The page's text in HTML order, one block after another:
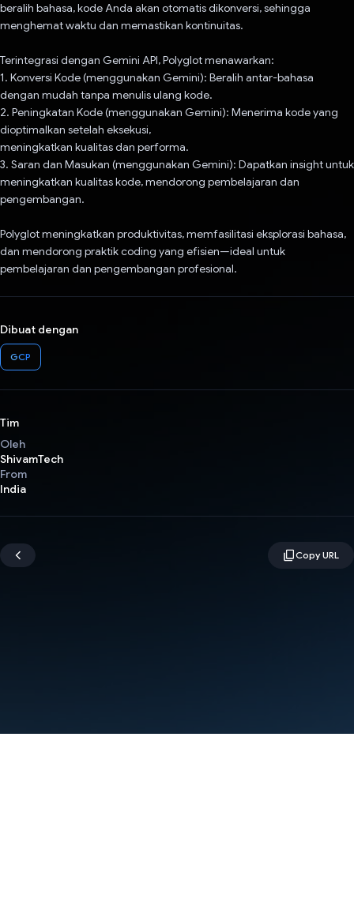
beralih bahasa, kode Anda akan otomatis dikonversi, sehingga
menghemat waktu dan memastikan kontinuitas.
Terintegrasi dengan Gemini API, Polyglot menawarkan:
1. Konversi Kode (menggunakan Gemini): Beralih antar-bahasa
dengan mudah tanpa menulis ulang kode.
2. Peningkatan Kode (menggunakan Gemini): Menerima kode yang
dioptimalkan setelah eksekusi,
meningkatkan kualitas dan performa.
3. Saran dan Masukan (menggunakan Gemini): Dapatkan insight untuk
meningkatkan kualitas kode, mendorong pembelajaran dan
pengembangan.
Polyglot meningkatkan produktivitas, memfasilitasi eksplorasi bahasa,
dan mendorong praktik coding yang efisien—ideal untuk
pembelajaran dan pengembangan profesional.
Dibuat dengan
GCP
Tim
Oleh
ShivamTech
From
India